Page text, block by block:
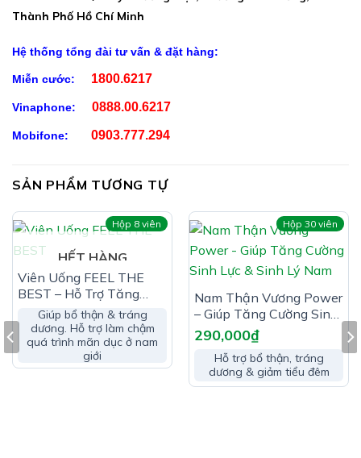
cốt táo, Bột quả lựu, Bột cốt nho, Nicotinamid (Vitamin
ổn định (INS 1201), Vỏ nang (gelatin), Chất chống
470 (iii)) vừa đủ 1 viên.
Thực phẩm bổ sung Delay Power: Chiết xuất hàu,
Chiết xuất ba kích, Chiết xuất dâm dương hoắc, Kem
0,2mg, Bột cỏ ngọt, Lactose, Vỏ nang (gelatin), Chất
chống đông vón (INS 553(ii)), Chất chống đông vón
(INS 470 (ii)), Chất chống đông vón (INS 551) vừa đủ.
Thành Phố Hồ Chí Minh
Hệ thống tổng đài tư vấn & đặt hàng:
Miễn cước: 1800.6217
Vinaphone: 0888.00.6217
Mobifone: 0903.777.294
SẢN PHẨM TƯƠNG TỰ
Hộp 8 viên
HẾT HÀNG
Viên Uống FEEL THE
BEST – Hỗ Trợ Tăng
Cường Sinh Lực Cho
Nam Giới
Giúp bổ thận & tráng
dương. Hỗ trợ làm chậm
quá trình mãn dục ở nam
giới
Hộp 30 viên
Nam Thận Vương Power
– Giúp Tăng Cường Sinh
Lực & Sinh Lý Nam
290,000₫
Hỗ trợ bổ thận, tráng
dương & giảm tiểu đêm